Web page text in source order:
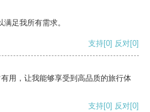
足我所有需求。
支持[0] 反对[0]
用，让我能够享受到高品质的旅行体
支持[0] 反对[0]